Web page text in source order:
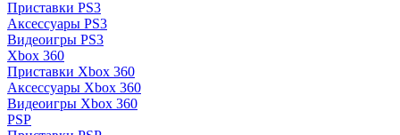
Приставки PS3
Аксессуары PS3
Видеоигры PS3
Xbox 360
Приставки Xbox 360
Аксессуары Xbox 360
Видеоигры Xbox 360
PSP